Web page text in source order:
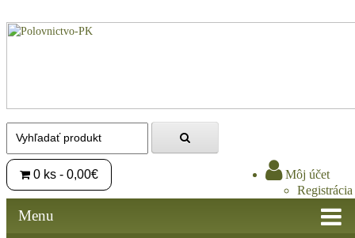
Môj účet
Registrácia
Prihlásiť sa
0 ks - 0,00€
Menu